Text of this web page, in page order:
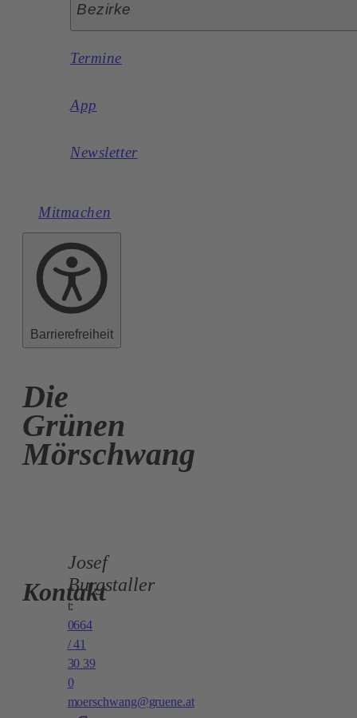
Bezirke
Termine
App
Newsletter
Mitmachen
Barrierefreiheit
Die
Grünen
Mörschwang
Kontakt
Josef
Burgstaller
t:
0664
/ 41
30 39
0
moerschwang@gruene.at